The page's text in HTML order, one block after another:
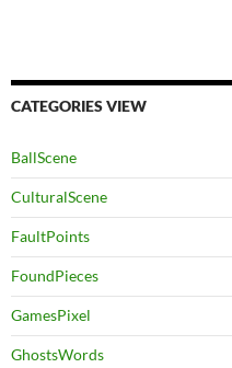
CATEGORIES VIEW
BallScene
CulturalScene
FaultPoints
FoundPieces
GamesPixel
GhostsWords